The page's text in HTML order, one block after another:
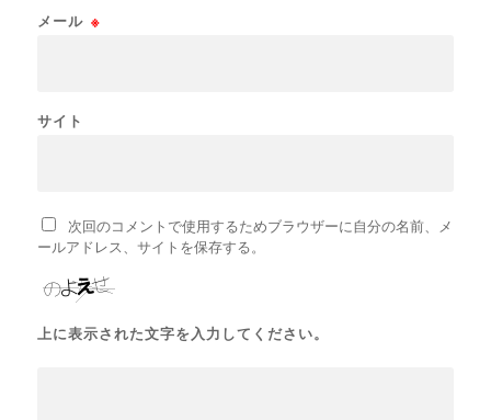
メール ※
サイト
次回のコメントで使用するためブラウザーに自分の名前、メ
ールアドレス、サイトを保存する。
上に表示された文字を入力してください。